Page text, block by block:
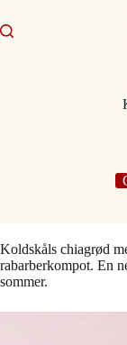
til
indhold
Koldskåls chiagrød
rabarberkompot. En
sommer.